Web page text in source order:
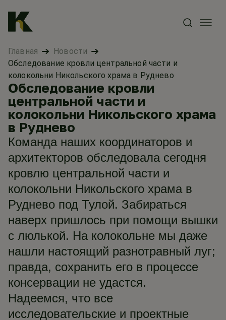
Главная
Новости
Обследование кровли центральной части и
колокольни Никольского храма в Руднево
Обследование кровли
центральной части и
колокольни Никольского храма
в Руднево
Команда наших координаторов и
архитекторов обследовала сегодня
кровлю центральной части и
колокольни Никольского храма в
Руднево под Тулой. Забираться
наверх пришлось при помощи вышки
с люлькой. На колокольне мы даже
нашли настоящий разнотравный луг;
правда, сохранить его в процессе
консервации не удастся.
Надеемся, что все
исследовательские и проектные